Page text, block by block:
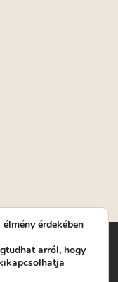
Kft. | Működési
Kálvária tér 6. |
14. | Titkárság:
érdekében
arról, hogy